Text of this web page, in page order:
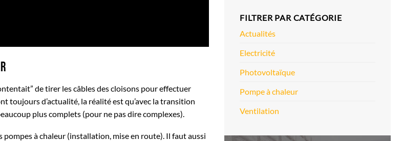
de tirer les câbles des cloisons pour effectuer
toujours d’actualité, la réalité est qu’avec la transition
plus complets (pour ne pas dire complexes).
à chaleur (installation, mise en route). Il faut aussi
FILTRER PAR CATÉGORIE
Actualités
Electricité
Photovoltaïque
Pompe à chaleur
Ventilation